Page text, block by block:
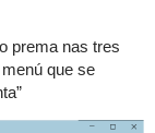
prema nas tres
que se